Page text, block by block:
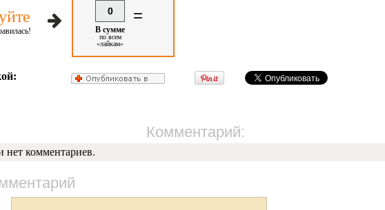
0
В сумме
по всем
«лайкам»
=
Комментарий:
нет комментариев.